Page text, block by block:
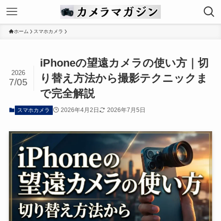
ホーム スマホカメラ
iPhoneの望遠カメラの使い方｜切
り替え方法から撮影テクニックま
で完全解説
2026
7/05
スマホカメラ 2026年4月2日 2026年7月5日